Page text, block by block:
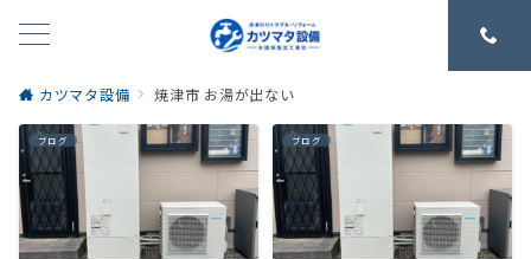
カツマタ設備 焼津市 お湯が出ない
ブログ ブログ